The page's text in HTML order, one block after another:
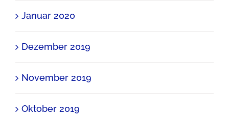
Januar 2020
Dezember 2019
November 2019
Oktober 2019